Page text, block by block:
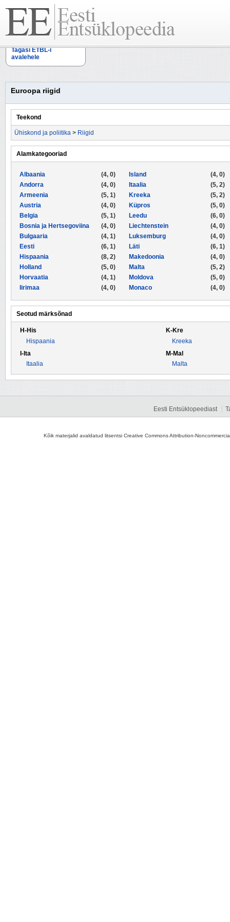
Tagasi ETBL-i
avalehele
Euroopa riigid
Teekond
Ühiskond ja poliitika > Riigid
Alamkategooriad
(4, 0)
Albaania
(4, 0)
Andorra
(5, 1)
Armeenia
(4, 0)
Austria
(5, 1)
Belgia
(4, 0)
Bosnia ja Hertsegoviina
(4, 1)
Bulgaaria
(6, 1)
Eesti
(8, 2)
Hispaania
(5, 0)
Holland
(4, 1)
Horvaatia
(4, 0)
Iirimaa
(4, 0)
Island
(5, 2)
Itaalia
(5, 2)
Kreeka
(5, 0)
Küpros
(6, 0)
Leedu
(4, 0)
Liechtenstein
(4, 0)
Luksemburg
(6, 1)
Läti
(4, 0)
Makedoonia
(5, 2)
Malta
(5, 0)
Moldova
(4, 0)
Monaco
Seotud märksõnad
H-His
Hispaania
I-Ita
Itaalia
K-Kre
Kreeka
M-Mal
Malta
Eesti Entsüklopeediast
Kõik materjalid avaldatud litsentsi Creative Commons Attribution-